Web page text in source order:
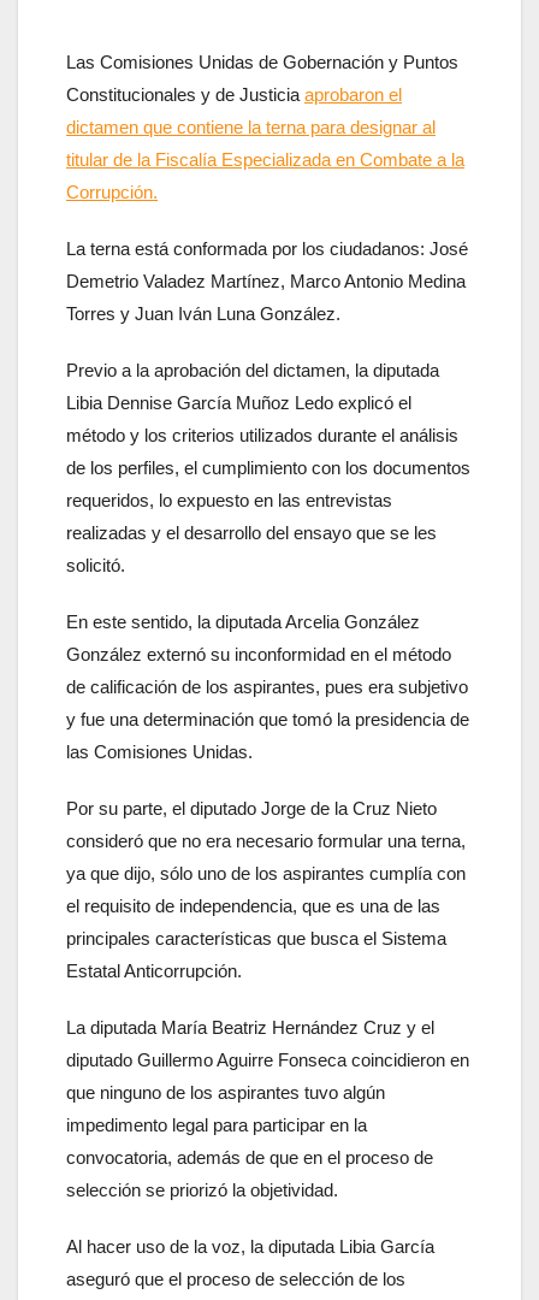
Las Comisiones Unidas de Gobernación y Puntos
Constitucionales y de Justicia aprobaron el
dictamen que contiene la terna para designar al
titular de la Fiscalía Especializada en Combate a la
Corrupción.
La terna está conformada por los ciudadanos: José
Demetrio Valadez Martínez, Marco Antonio Medina
Torres y Juan Iván Luna González.
Previo a la aprobación del dictamen, la diputada
Libia Dennise García Muñoz Ledo explicó el
método y los criterios utilizados durante el análisis
de los perfiles, el cumplimiento con los documentos
requeridos, lo expuesto en las entrevistas
realizadas y el desarrollo del ensayo que se les
solicitó.
En este sentido, la diputada Arcelia González
González externó su inconformidad en el método
de calificación de los aspirantes, pues era subjetivo
y fue una determinación que tomó la presidencia de
las Comisiones Unidas.
Por su parte, el diputado Jorge de la Cruz Nieto
consideró que no era necesario formular una terna,
ya que dijo, sólo uno de los aspirantes cumplía con
el requisito de independencia, que es una de las
principales características que busca el Sistema
Estatal Anticorrupción.
La diputada María Beatriz Hernández Cruz y el
diputado Guillermo Aguirre Fonseca coincidieron en
que ninguno de los aspirantes tuvo algún
impedimento legal para participar en la
convocatoria, además de que en el proceso de
selección se priorizó la objetividad.
Al hacer uso de la voz, la diputada Libia García
aseguró que el proceso de selección de los